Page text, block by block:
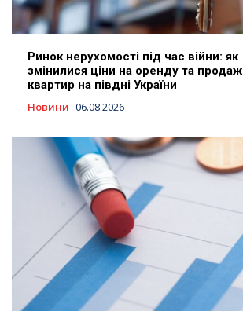
Ринок нерухомості під час війни: як
змінилися ціни на оренду та продаж
квартир на півдні України
Новини 06.08.2026